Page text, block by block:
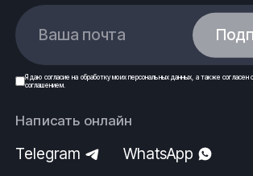
Ваша почта
Я даю согласие на обработку моих персональных данных, а также согласен
соглашением.
Написать онлайн
Telegram
WhatsApp